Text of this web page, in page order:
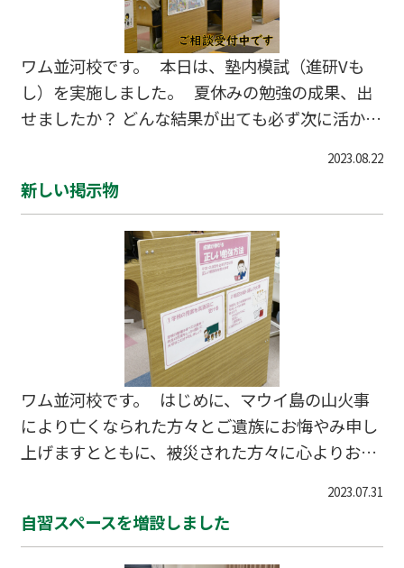
ワム並河校です。 本日は、塾内模試（進研Vも
し）を実施しました。 夏休みの勉強の成果、出
せましたか？ どんな結果が出ても必ず次に活かし
週は中学２年向けのテストも実施します。模試も
また実施いたしますので、特に中学３年生の方は
#大井町 #千代川町 #塾 #個別指導 #模試
2023.08.22
新しい掲示物
ワム並河校です。 はじめに、マウイ島の山火事
により亡くなられた方々とご遺族にお悔やみ申し
上げますとともに、被災された方々に心よりお見
紹介します。 1つ目は「成績が伸びる正しい勉強
法」です。いつも意識できるよう掲示しました。
2023.07.31
自習スペースを増設しました